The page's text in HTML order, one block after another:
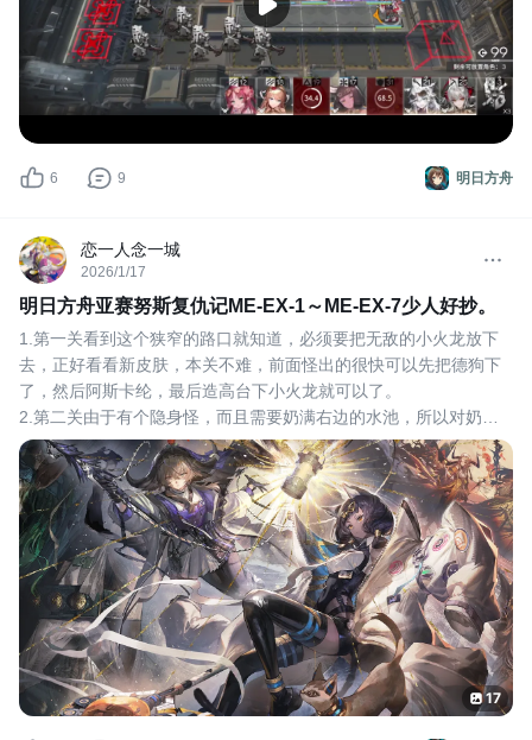
明日方舟
6 9
恋一人念一城
2026/1/17
明日方舟亚赛努斯复仇记ME-EX-1～ME-EX-7少人好抄。
1.第一关看到这个狭窄的路口就知道，必须要把无敌的小火龙放下
去，正好看看新皮肤，本关不难，前面怪出的很快可以先把德狗下
了，然后阿斯卡纶，最后造高台下小火龙就可以了。
2.第二关由于有个隐身怪，而且需要奶满右边的水池，所以对奶量
需求还是还高的，带个近卫兔开大平a就可以了。
3.第三关还是有点难度的，雕像猫对高台威胁很大，而且射程还
远，最后出的怪攻击力大，而且跑起来还阻挡不了。稍微要点手
操，其实就是最
17